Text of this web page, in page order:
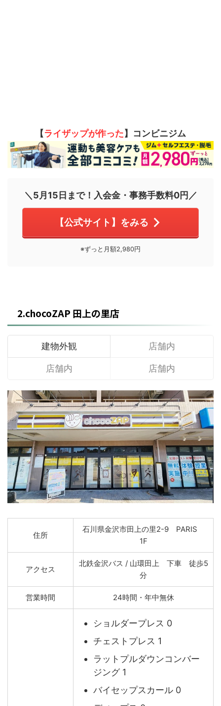
【ライザップが作った】コンビニジム
＼5月15日まで！入会金・事務手数料0円／
【公式サイト】をみる
※ずっと月額2,980円
2.chocoZAP 田上の里店
建物外観 店舗内
店舗内 店舗内
住所
石川県金沢市田上の里2-9 PARIS
1F
アクセス
北鉄金沢バス / 山環田上 下車 徒歩5
分
営業時間 24時間・年中無休
ショルダープレス 0
チェストプレス 1
ラットプルダウンコンバー
ジング 1
バイセップスカール 0